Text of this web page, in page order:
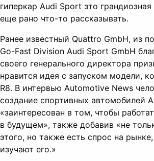
гиперкар Audi Sport это
еще рано что-то рассказывать.
Ранее известный Quattro GmbH, из
Go-Fast Division Audi Sport GmbH
своего генерального директора
нравится идея с запуском модели,
R8. В интервью Automotive News
создание спортивных автомобилей
«заинтересован в том, чтобы
в будущем», также добавив «не
этого, но также есть спрос на
изучают его.»